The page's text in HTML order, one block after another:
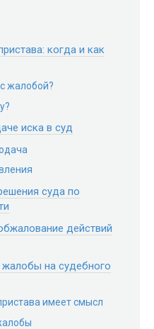
когда и как
жалобой?
иска в суд
суда по
действий
на судебного
имеет смысл